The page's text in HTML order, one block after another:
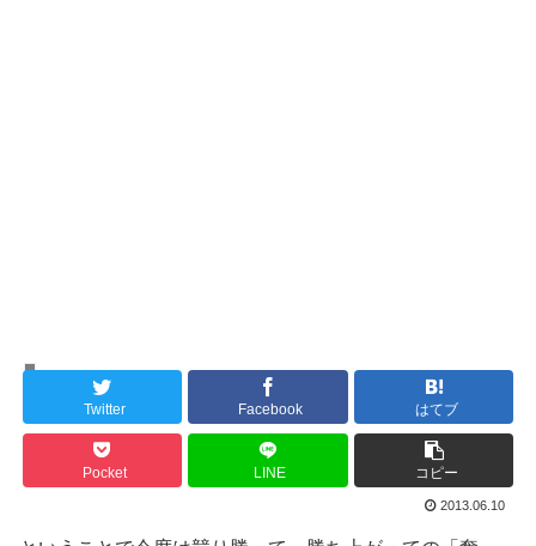
Twitter Facebook はてブ
Pocket LINE コピー
2013.06.10